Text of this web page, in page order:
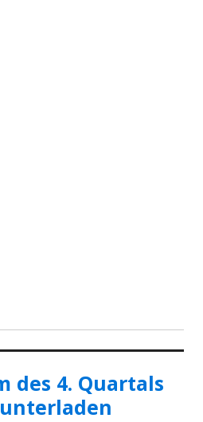
des 4. Quartals